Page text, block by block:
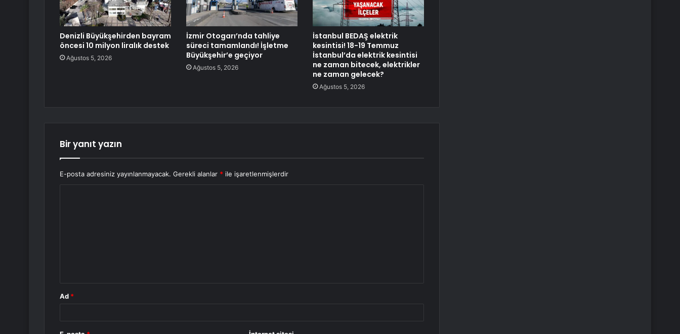
Denizli Büyükşehirden bayram
öncesi 10 milyon liralık destek
Ağustos 5, 2026
İzmir Otogarı’nda tahliye
süreci tamamlandı! İşletme
Büyükşehir’e geçiyor
Ağustos 5, 2026
İstanbul BEDAŞ elektrik
kesintisi! 18-19 Temmuz
İstanbul’da elektrik kesintisi
ne zaman bitecek, elektrikler
ne zaman gelecek?
Ağustos 5, 2026
Bir yanıt yazın
E-posta adresiniz yayınlanmayacak. Gerekli alanlar * ile işaretlenmişlerdir
Ad *